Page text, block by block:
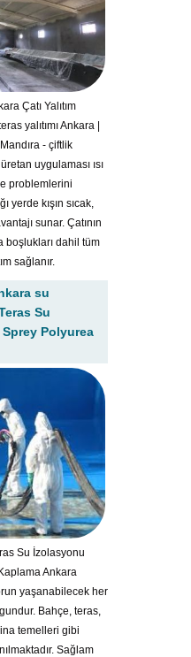
Çatı Yalıtım
yalıtımı Ankara |
- çiftlik
uygulaması ısı
problemlerini
yerde kışın sıcak,
sunar. Çatının
boşlukları dahil tüm
sağlanır.
su
Su
Polyurea
Su İzolasyonu
Ankara
yaşanabilecek her
Bahçe, teras,
temelleri gibi
Sağlam